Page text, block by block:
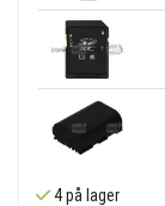
4 på lager